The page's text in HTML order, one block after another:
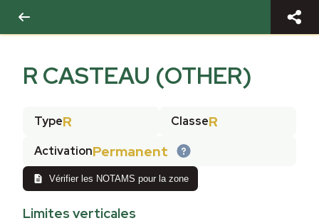
R CASTEAU (OTHER)
TypeR ClasseR
ActivationPermanent
Vérifier les NOTAMS pour la zone
Limites verticales